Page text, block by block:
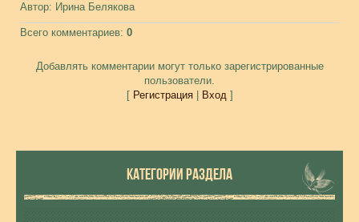
Автор: Ирина Белякова
Всего комментариев: 0
Добавлять комментарии могут только зарегистрированные
пользователи.
[ Регистрация| Вход]
КАТЕГОРИИ РАЗДЕЛА